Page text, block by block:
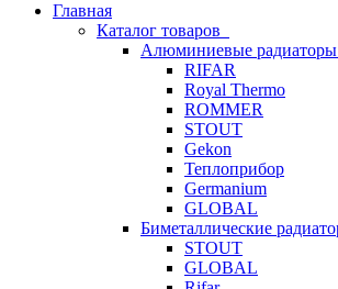
Главная
Каталог товаров
Алюминиевые радиаторы
RIFAR
Royal Thermo
ROMMER
STOUT
Gekon
Теплоприбор
Germanium
GLOBAL
Биметаллические
STOUT
GLOBAL